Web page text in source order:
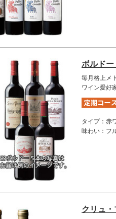
ボルド
毎月格上メ
ワイン愛好
タイプ：赤
味わい：フ
クリュ